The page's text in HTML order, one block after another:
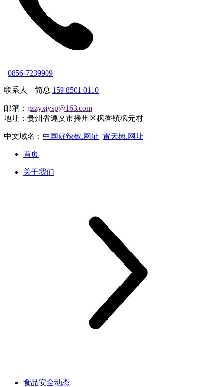
0856-7239909
联系人：简总 159 8501 0110
邮箱： gzzyxjysp@163.com
地址：贵州省遵义市播州区枫香镇枫元村
中文域名： 中国好辣椒.网址 雷天椒.网址
首页
关于我们
食品安全动态